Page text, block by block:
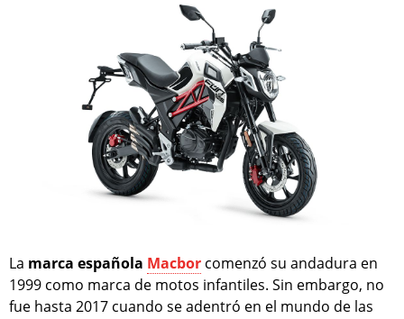
La marca española Macbor comenzó su andadura en
1999 como marca de motos infantiles. Sin embargo, no
fue hasta 2017 cuando se adentró en el mundo de las